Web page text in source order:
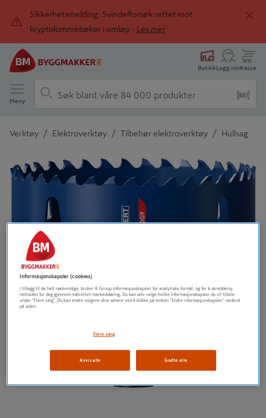
Sikkerhetsmelding: Svindelforsøk rettet mot
kryptolommebøker i omløp -
Les mer
ButikkLogg innKasse
Meny
Verktøy / Elektroverktøy / Tilbehør elektroverktøy / Hullsag
Detaljert beskrivelse finnes i produktbeskrivelsen
Informasjonskapsler (cookies)
I tillegg til de helt nødvendige, bruker K Group informasjonskapsler for analytiske formål, og for å skreddersy
nettsiden for deg gjennom målrettet markedsføring. Du kan selv velge hvilke informasjonskapsler du vil tillate
under "Flere valg". Du kan endre valgene dine senere ved å klikke på lenken "Endre informasjonskapsler" nederst
på siden.
Flere valg
Avvis alle Godta alle